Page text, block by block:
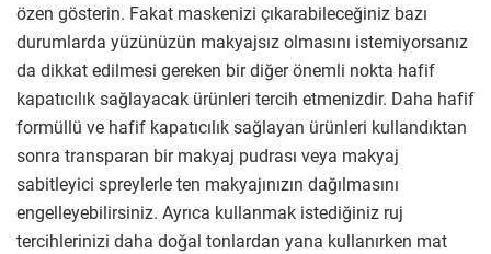
özen gösterin. Fakat maskenizi çıkarabileceğiniz bazı
durumlarda yüzünüzün makyajsız olmasını istemiyorsanız
da dikkat edilmesi gereken bir diğer önemli nokta hafif
kapatıcılık sağlayacak ürünleri tercih etmenizdir. Daha hafif
formüllü ve hafif kapatıcılık sağlayan ürünleri kullandıktan
sonra transparan bir makyaj pudrası veya makyaj
sabitleyici spreylerle ten makyajınızın dağılmasını
engelleyebilirsiniz. Ayrıca kullanmak istediğiniz ruj
tercihlerinizi daha doğal tonlardan yana kullanırken mat